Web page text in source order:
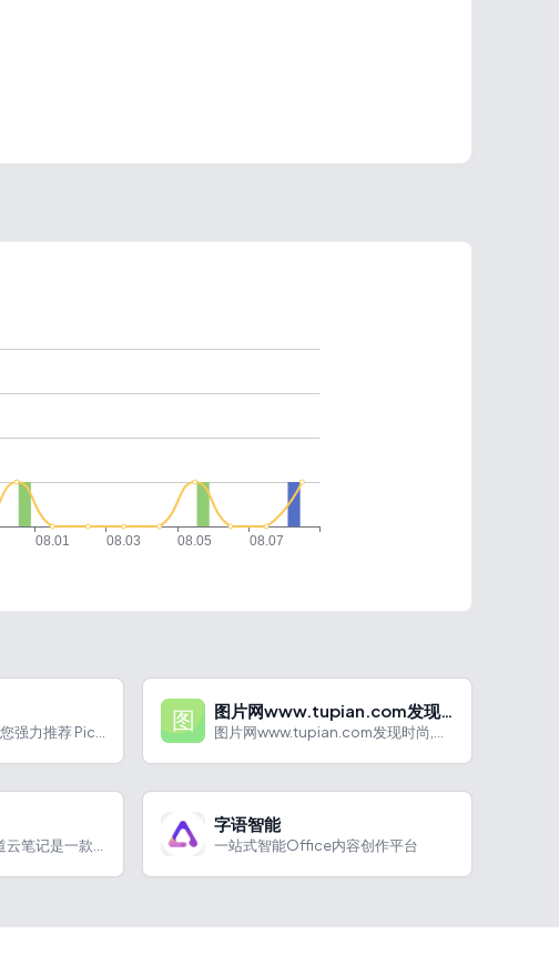
图片网www.tupian.com发现时尚,分享兴趣 – 采集靓图
字语智能
一站式智能Office内容创作平台